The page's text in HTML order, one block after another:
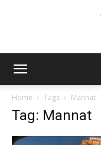
Home Tags Mannat
Tag: Mannat